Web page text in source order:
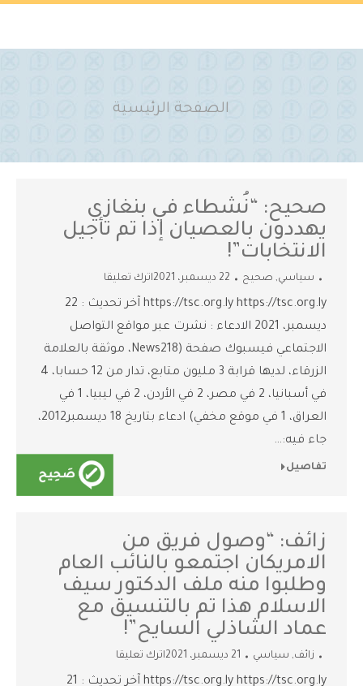
You are here:
الصفحة الرئيسية
صحيح: “نُشطاء في بنغازي
يهددون بالعصيان إذا تم تأجيل
الانتخابات”!
سياسي, صحيح 22 ديسمبر، 2021 اترك تعليقا
https://tsc.org.ly https://tsc.org.ly آخر تحديث : 22
ديسمبر، 2021 الادعاء : نشرت عبر مواقع التواصل
الاجتماعي فيسبوك صفحة (News218، موثقة بالعلامة
الزرقاء، لديها قرابة 3 مليون متابع، تدار من 12 حسابا، 4
في أسبانيا، 2 في مصر، 2 في الأردن، 2 في ليبيا، 1 في
العراق، 1 في موقع مخفي) ادعاء بتاريخ 18 ديسمبر2012،
جاء فيه:…
تفاصيل
زائف: “وصول فريق من
الامريكان اجتمعو بالنائب العام
وطلبوا منه ملف الدكتور سيف
الاسلام هذا تم بالتنسيق مع
عماد الشاذلي السايح”!
زائف, سياسي 21 ديسمبر، 2021 اترك تعليقا
https://tsc.org.ly https://tsc.org.ly آخر تحديث : 21